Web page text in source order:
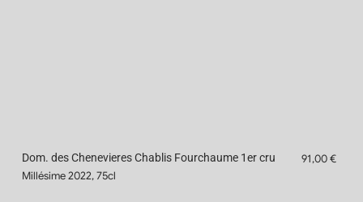
Dom. des Chenevieres Chablis Fourchaume 1er cru
Millésime 2022, 75cl
91,00 €